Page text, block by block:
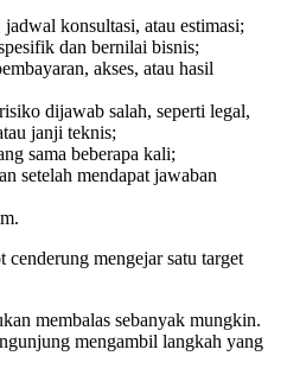
konsultasi, atau estimasi;
dan bernilai bisnis;
akses, atau hasil
dijawab salah, seperti legal,
janji teknis;
sama beberapa kali;
setelah mendapat jawaban
mengejar satu target
membalas sebanyak mungkin.
mengambil langkah yang